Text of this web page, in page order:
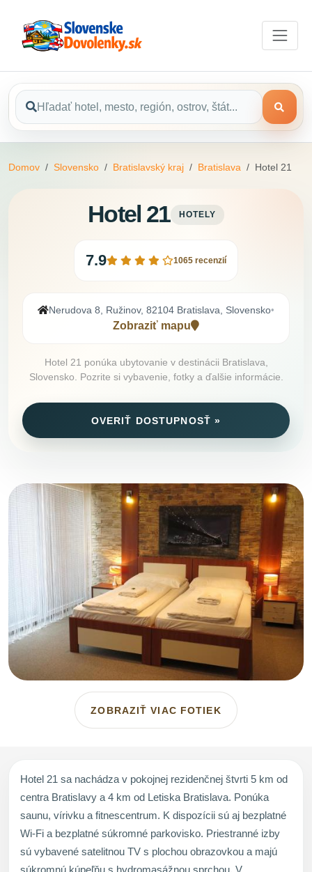
Domov Slovensko Bratislavský kraj Bratislava Hotel 21
Hotel 21 HOTELY
7.9 1065 recenzií
Nerudova 8, Ružinov, 82104 Bratislava, Slovensko•
Zobraziť mapu
Hotel 21 ponúka ubytovanie v destinácii Bratislava,
Slovensko. Pozrite si vybavenie, fotky a ďalšie informácie.
OVERIŤ DOSTUPNOSŤ »
ZOBRAZIŤ VIAC FOTIEK
Hotel 21 sa nachádza v pokojnej rezidenčnej štvrti 5 km od
centra Bratislavy a 4 km od Letiska Bratislava. Ponúka
saunu, vírivku a fitnescentrum. K dispozícii sú aj bezplatné
Wi-Fi a bezplatné súkromné parkovisko. Priestranné izby
sú vybavené satelitnou TV s plochou obrazovkou a majú
súkromnú kúpeľňu s hydromasážnou sprchou. V